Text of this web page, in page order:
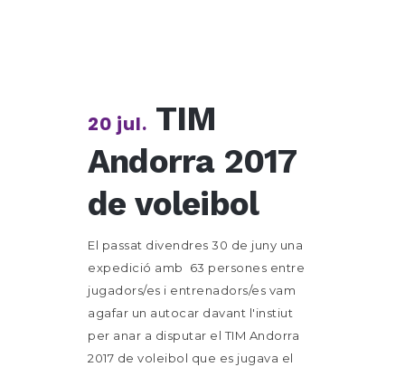
20 jul. TIM
Andorra 2017
de voleibol
El passat divendres 30 de juny una
expedició amb 63 persones entre
jugadors/es i entrenadors/es vam
agafar un autocar davant l'instiut
per anar a disputar el TIM Andorra
2017 de voleibol que es jugava el